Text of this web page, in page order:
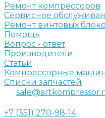
Ремонт компрессоров
Сервисное
Ремонт винтовых
Помощь
Вопрос - ответ
Производители
Статьи
Компрессорные
Списки запчастей
+7 (351) 270-98-14